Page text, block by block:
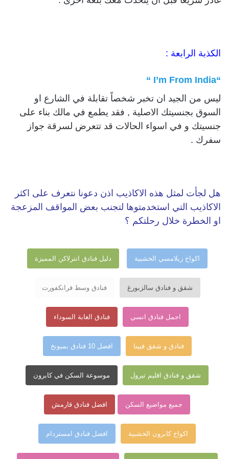
الكذبة الرابعة :
“I’m From India “
ليس من الجيد ان تخبر شخصاً تقابلة في الشارع او
السوق بجنسيتك الاصلية , فقد يطمع في مالك بناء على
جنسيتك و في اسواء الحالات قد تتعرض لسرقة جواز
سفرك .
هل لجأت لمثل هذه الاكاذيب اذن دعونا نتعرف على اكثر
الاكاذيب التي استخدمتوها لتجنب بعض المواقف المزعجة
او الخطرة خلال رحلتكم ؟
اكواخ زيلامسي الخشبية دليل فنادق انترلاكن المميزة
شقق و فنادق سالزبورغ فنادق وسط فرانكفورت
اجمل فنادق انسي فنادق الغابة السوداء
فنادق و شقق فيينا افضل 10 فنادق بميونخ
شقق و فنادق اقليم تيرول موسوعة السكن في كابرون
جميع مواضيع السكن افضل فنادق قارمش
اكواخ كابرون الخشبية افضل فنادق امستردام